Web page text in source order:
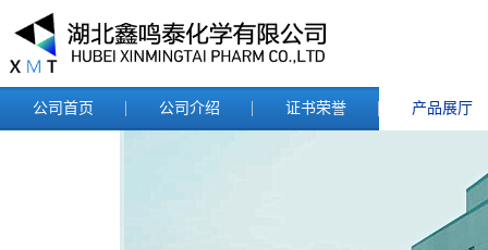
公司首页 公司介绍 证书荣誉 产品展厅